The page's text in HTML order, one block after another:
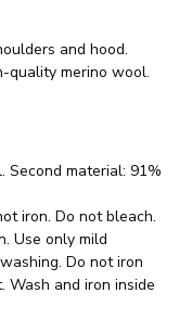
and hood.
quality merino wool.
Second material: 91%
iron. Do not bleach.
Use only mild
Do not iron
Wash and iron inside